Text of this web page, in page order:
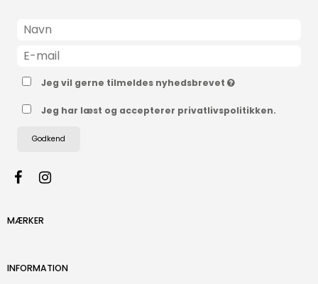
Jeg vil gerne tilmeldes nyhedsbrevet
Jeg har læst og accepterer privatlivspolitikken.
Godkend
MÆRKER
INFORMATION